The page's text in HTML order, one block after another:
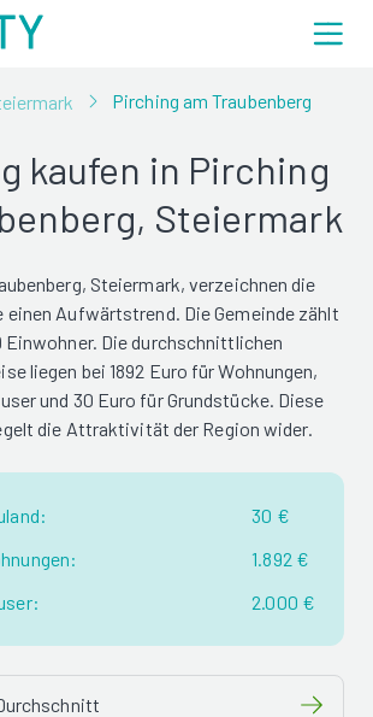
Pirching am Traubenberg
kaufen in Pirching
Steiermark
Steiermark, verzeichnen die
Aufwärtstrend. Die Gemeinde zählt
Einwohner. Die durchschnittlichen
liegen bei 1892 Euro für Wohnungen,
und 30 Euro für Grundstücke. Diese
die Attraktivität der Region wider.
30 €
1.892 €
2.000 €